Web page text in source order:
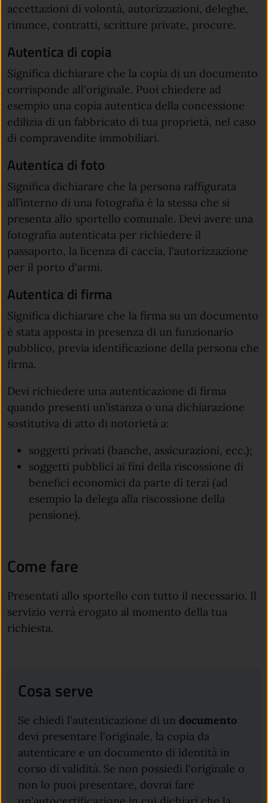
accettazioni di volontà, autorizzazioni, deleghe,
rinunce, contratti, scritture private, procure.
Autentica di copia
Significa dichiarare che la copia di un documento
corrisponde all'originale. Puoi chiedere ad
esempio una copia autentica della concessione
edilizia di un fabbricato di tua proprietà, nel caso
di compravendite immobiliari.
Autentica di foto
Significa dichiarare che la persona raffigurata
all’interno di una fotografia è la stessa che si
presenta allo sportello comunale. Devi avere una
fotografia autenticata per richiedere il
passaporto, la licenza di caccia, l'autorizzazione
per il porto d'armi.
Autentica di firma
Significa dichiarare che la firma su un documento
è stata apposta in presenza di un funzionario
pubblico, previa identificazione della persona che
firma.
Devi richiedere una autenticazione di firma
quando presenti un’istanza o una dichiarazione
sostitutiva di atto di notorietà a:
soggetti privati​​​​​ (banche, assicurazioni, ecc.);
soggetti pubblici ai fini della riscossione di
benefici economici da parte di terzi (ad
esempio la delega alla riscossione della
pensione).
Come fare
Presentati allo sportello con tutto il necessario. Il
servizio verrà erogato al momento della tua
richiesta.
Cosa serve
Se chiedi l'autenticazione di un documento
devi presentare l'originale, la copia da
autenticare e un documento di identità in
corso di validità. Se non possiedi l'originale o
non lo puoi presentare, dovrai fare